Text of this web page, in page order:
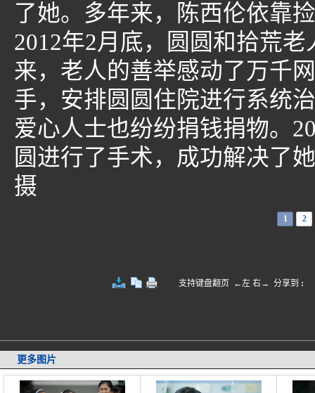
了她。多年来，陈西伦依靠
2012年2月底，圆圆和拾荒
来，老人的善举感动了万千
手，安排圆圆住院进行系统
爱心人士也纷纷捐钱捐物。
圆进行了手术，成功解决了
摄
1 2
支持键盘翻页 ←左 右→ 分享到 :
更多图片